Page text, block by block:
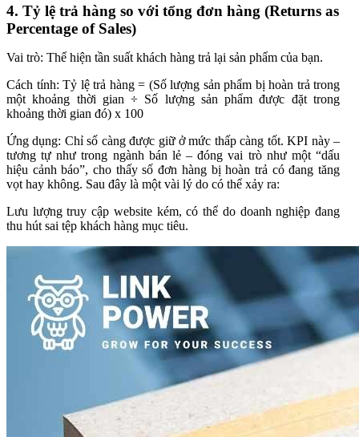
4. Tỷ lệ trả hàng so với tổng đơn hàng (Returns as
Percentage of Sales)
Vai trò: Thể hiện tần suất khách hàng trả lại sản phẩm của bạn.
Cách tính: Tỷ lệ trả hàng = (Số lượng sản phẩm bị hoàn trả trong
một khoảng thời gian ÷ Số lượng sản phẩm được đặt trong
khoảng thời gian đó) x 100
Ứng dụng: Chỉ số càng được giữ ở mức thấp càng tốt. KPI này –
tương tự như trong ngành bán lẻ – đóng vai trò như một “dấu
hiệu cảnh báo”, cho thấy số đơn hàng bị hoàn trả có đang tăng
vọt hay không. Sau đây là một vài lý do có thể xảy ra:
Lưu lượng truy cập website kém, có thể do doanh nghiệp đang
thu hút sai tệp khách hàng mục tiêu.